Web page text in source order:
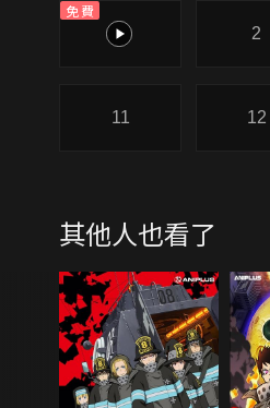
免費
1
2
11 12
其他人也看了